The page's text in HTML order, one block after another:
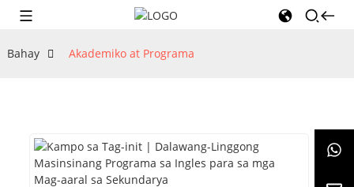
Bahay Akademiko at Programa